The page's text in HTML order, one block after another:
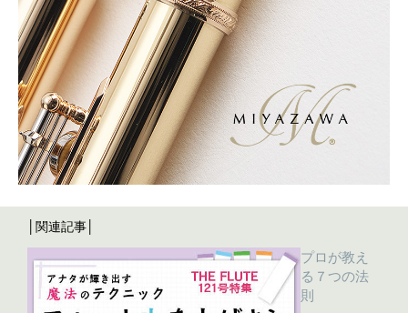
│関連記事│
プロが教え
る７つの法
則